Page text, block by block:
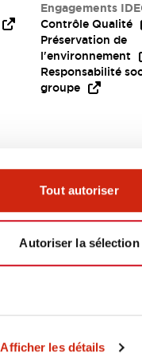
Afficher les détails
Tout autoriser
Autoriser la sélection
Engagements
Contrôle Qualité
Préservation de
l'environnement
Responsabilité
groupe